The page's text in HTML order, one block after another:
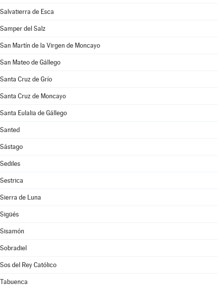
Salvatierra de Esca
Samper del Salz
San Martín de la Virgen de Moncayo
San Mateo de Gállego
Santa Cruz de Grío
Santa Cruz de Moncayo
Santa Eulalia de Gállego
Santed
Sástago
Sediles
Sestrica
Sierra de Luna
Sigüés
Sisamón
Sobradiel
Sos del Rey Católico
Tabuenca